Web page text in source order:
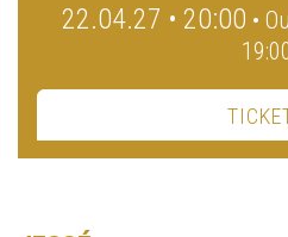
22.04.27 • 20:00 •